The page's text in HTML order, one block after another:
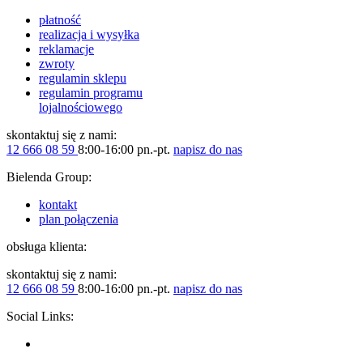
płatność
realizacja i wysyłka
reklamacje
zwroty
regulamin sklepu
regulamin programu
lojalnościowego
skontaktuj się z nami:
12 666 08 59 8:00-16:00 pn.-pt. napisz do nas
Bielenda Group:
kontakt
plan połączenia
obsługa klienta:
skontaktuj się z nami:
12 666 08 59 8:00-16:00 pn.-pt. napisz do nas
Social Links: